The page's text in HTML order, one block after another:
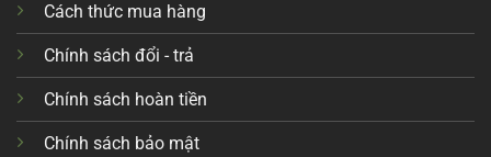
Cách thức mua hàng
Chính sách đổi - trả
Chính sách hoàn tiền
Chính sách bảo mật